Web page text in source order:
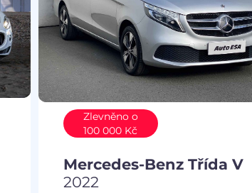
Zlevněno o
100 000 Kč
Mercedes-Benz Třída V
2022